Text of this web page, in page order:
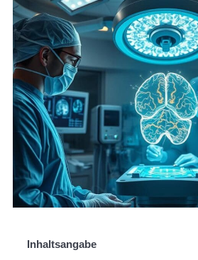
Inhaltsangabe